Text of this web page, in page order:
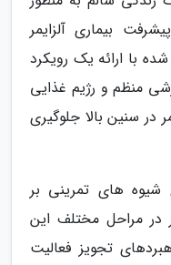
بیماری آلزایمر
با ارائه یک رویکرد
منظم و رژیم غذایی
در سنین بالا جلوگیری
شیوه های تمرینی بر
در مراحل مختلف این
تجویز فعالیت